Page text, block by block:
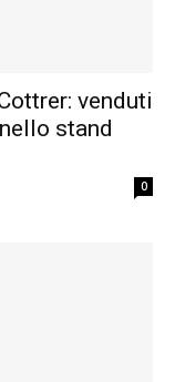
venduti
stand
0